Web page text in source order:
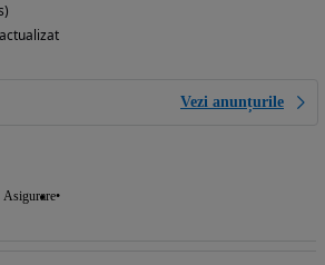
Vezi anunțurile
Asigurare